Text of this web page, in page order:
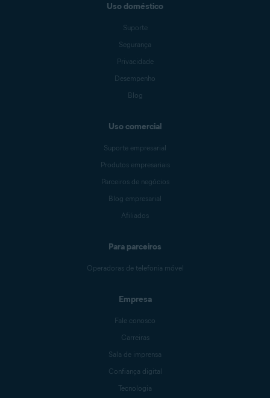
Uso doméstico
Suporte
Segurança
Privacidade
Desempenho
Blog
Uso comercial
Suporte empresarial
Produtos empresariais
Parceiros de negócios
Blog empresarial
Afiliados
Para parceiros
Operadoras de telefonia móvel
Empresa
Fale conosco
Carreiras
Sala de imprensa
Confiança digital
Tecnologia